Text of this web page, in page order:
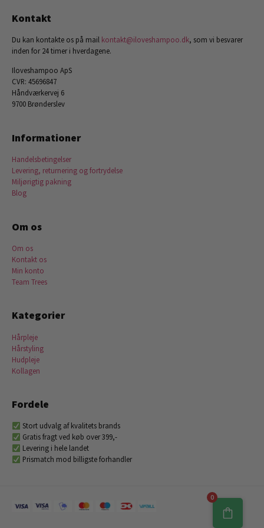
Kontakt
Du kan kontakte os på mail kontakt@iloveshampoo.dk, som vi besvarer
inden for 24 timer i hverdagene.
Iloveshampoo ApS
CVR: 45696847
Håndværkervej 6
9700 Brønderslev
Informationer
Handelsbetingelser
Levering, returnering og fortrydelse
Miljørigtig pakning
Blog
Om os
Om os
Kontakt os
Min konto
Team Trees
Kategorier
Hårpleje
Hårstyling
Hudpleje
Kollagen
Fordele
Stort udvalg af kvalitets brands
Gratis fragt ved køb over 399,-
Levering i hele landet
Prismatch mod billigste forhandler
0